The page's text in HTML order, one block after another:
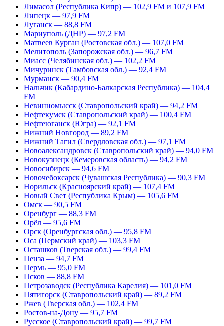
Лимасол (Республика Кипр) — 102,9 FM и 107,9 FM
Липецк — 97,9 FM
Луганск — 88,8 FM
Мариуполь (ДНР) — 97,2 FM
Матвеев Курган (Ростовская обл.) — 107,0 FM
Мелитополь (Запорожская обл.) — 96,7 FM
Миасс (Челябинская обл.) — 102,2 FM
Мичуринск (Тамбовская обл.) — 92,4 FM
Мурманск — 90,4 FM
Нальчик (Кабардино-Балкарская Республика) — 104,4
FM
Невинномысск (Ставропольский край) — 94,2 FM
Нефтекумск (Ставропольский край) — 100,4 FM
Нефтеюганск (Югра) — 92,1 FM
Нижний Новгород — 89,2 FM
Нижний Тагил (Свердловская обл.) — 97,1 FM
Новоалександровск (Ставропольский край) — 94,0 FM
Новокузнецк (Кемеровская область) — 94,2 FM
Новосибирск — 94,6 FM
Новочебоксарск (Чувашская Республика) — 90,3 FM
Норильск (Красноярский край) — 107,4 FM
Новый Свет (Республика Крым) — 105,6 FM
Омск — 90,5 FM
Оренбург — 88,3 FM
Орёл — 95,6 FM
Орск (Оренбургская обл.) — 95,8 FM
Оса (Пермский край) — 103,3 FM
Осташков (Тверская обл.) — 99,4 FM
Пенза — 94,7 FM
Пермь — 95,0 FM
Псков — 88,8 FM
Петрозаводск (Республика Карелия) — 101,0 FM
Пятигорск (Ставропольский край) — 89,2 FM
Ржев (Тверская обл.) — 102,4 FM
Ростов-на-Дону — 95,7 FM
Русское (Ставропольский край) — 99,7 FM